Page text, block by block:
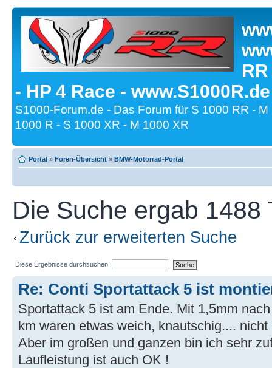
- HP 4 Race -
S1000-Forum.de - Das Forum für S 1000 RR -
1000 R - S 1000 XR - M 1000 XR
Portal » Foren-Übersicht » BMW-Motorrad-Portal
Die Suche ergab 1488
Zurück zur erweiterten Suche
Diese Ergebnisse durchsuchen:
Re: Conti Sportattack 5 ist
Sportattack 5 ist am Ende. Mit 1,5mm
km waren etwas weich, knautschig....
Aber im großen und ganzen bin ich sehr
Laufleistung ist auch OK !